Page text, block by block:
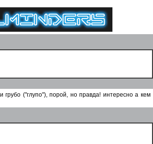
грубо ("глупо"), порой, но правда! интересно а кем